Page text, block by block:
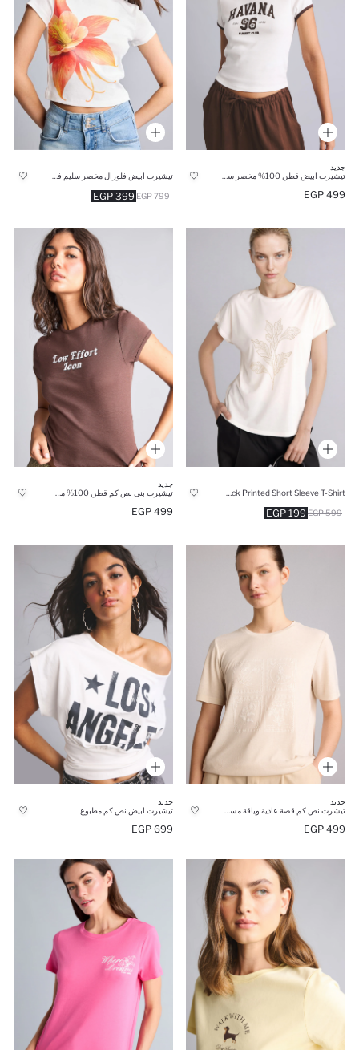
جديد
499 EGP
399 EGP 799 EGP
Crew Neck Printed Short Sleeve T-Shirt
199 EGP 599 EGP
جديد
تيشيرت بني نص كم قطن 100% مخصر
499 EGP
جديد
499 EGP
جديد
تيشيرت ابيض نص كم مطبوع
699 EGP